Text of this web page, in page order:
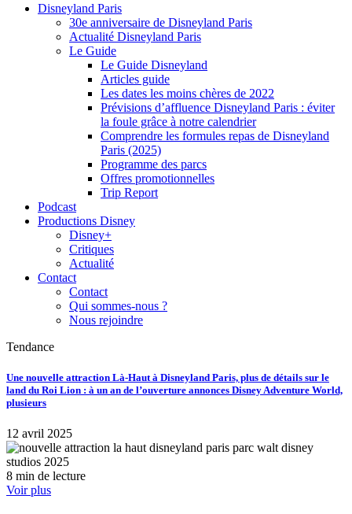
Disneyland Paris
30e anniversaire de Disneyland Paris
Actualité Disneyland Paris
Le Guide
Le Guide Disneyland
Articles guide
Les dates les moins chères de 2022
Prévisions d’affluence Disneyland Paris : éviter
la foule grâce à notre calendrier
Comprendre les formules repas de Disneyland
Paris (2025)
Programme des parcs
Offres promotionnelles
Trip Report
Podcast
Productions Disney
Disney+
Critiques
Actualité
Contact
Contact
Qui sommes-nous ?
Nous rejoindre
Tendance
Une nouvelle attraction Là-Haut à Disneyland Paris, plus de détails sur le
land du Roi Lion : à un an de l’ouverture annonces Disney Adventure World,
plusieurs
12 avril 2025
8 min de lecture
Voir plus